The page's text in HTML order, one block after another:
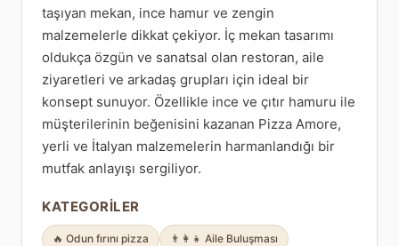
taşıyan mekan, ince hamur ve zengin
malzemelerle dikkat çekiyor. İç mekan tasarımı
oldukça özgün ve sanatsal olan restoran, aile
ziyaretleri ve arkadaş grupları için ideal bir
konsept sunuyor. Özellikle ince ve çıtır hamuru ile
müşterilerinin beğenisini kazanan Pizza Amore,
yerli ve İtalyan malzemelerin harmanlandığı bir
mutfak anlayışı sergiliyor.
KATEGORILER
🔥 Odun fırını pizza 👨‍👩‍👧 Aile Buluşması